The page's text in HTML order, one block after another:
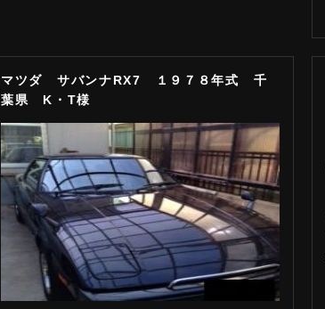
マツダ サバンナRX7 １９７８年式 千
葉県 K・T様